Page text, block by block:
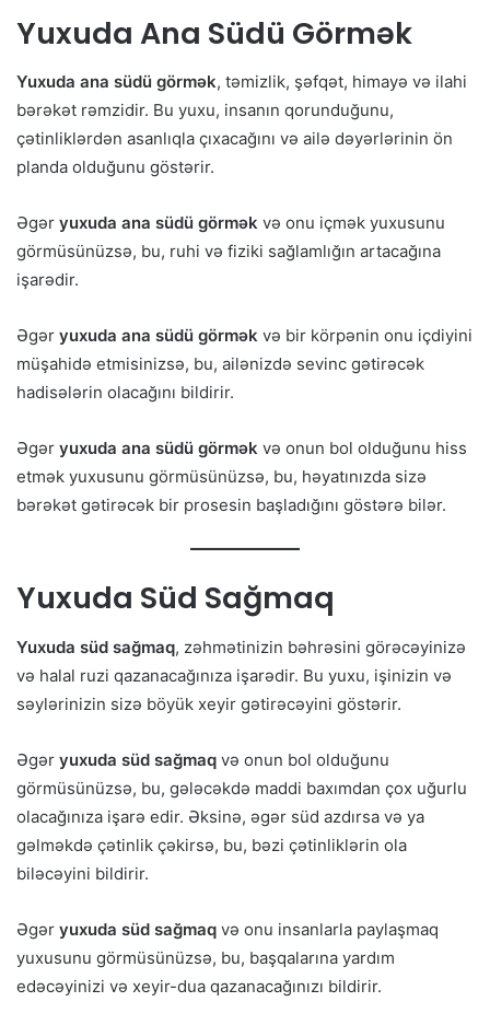
Yuxuda Ana Südü Görmək
Yuxuda ana südü görmək, təmizlik, şəfqət, himayə və ilahi
bərəkət rəmzidir. Bu yuxu, insanın qorunduğunu,
çətinliklərdən asanlıqla çıxacağını və ailə dəyərlərinin ön
planda olduğunu göstərir.
Əgər yuxuda ana südü görmək və onu içmək yuxusunu
görmüsünüzsə, bu, ruhi və fiziki sağlamlığın artacağına
işarədir.
Əgər yuxuda ana südü görmək və bir körpənin onu içdiyini
müşahidə etmisinizsə, bu, ailənizdə sevinc gətirəcək
hadisələrin olacağını bildirir.
Əgər yuxuda ana südü görmək və onun bol olduğunu hiss
etmək yuxusunu görmüsünüzsə, bu, həyatınızda sizə
bərəkət gətirəcək bir prosesin başladığını göstərə bilər.
Yuxuda Süd Sağmaq
Yuxuda süd sağmaq, zəhmətinizin bəhrəsini görəcəyinizə
və halal ruzi qazanacağınıza işarədir. Bu yuxu, işinizin və
səylərinizin sizə böyük xeyir gətirəcəyini göstərir.
Əgər yuxuda süd sağmaq və onun bol olduğunu
görmüsünüzsə, bu, gələcəkdə maddi baxımdan çox uğurlu
olacağınıza işarə edir. Əksinə, əgər süd azdırsa və ya
gəlməkdə çətinlik çəkirsə, bu, bəzi çətinliklərin ola
biləcəyini bildirir.
Əgər yuxuda süd sağmaq və onu insanlarla paylaşmaq
yuxusunu görmüsünüzsə, bu, başqalarına yardım
edəcəyinizi və xeyir-dua qazanacağınızı bildirir.